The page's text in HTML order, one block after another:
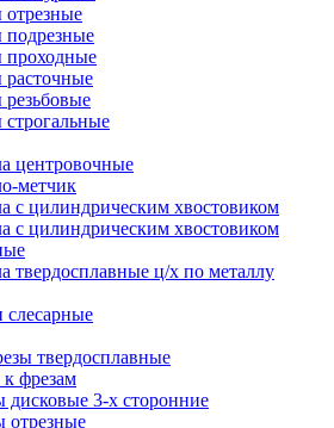
отрезные
подрезные
проходные
расточные
резьбовые
строгальные
центровочные
метчик
с цилиндрическим хвостовиком
с цилиндрическим хвостовиком
твердосплавные ц/х по металлу
слесарные
твердосплавные
фрезам
дисковые 3-х сторонние
отрезные